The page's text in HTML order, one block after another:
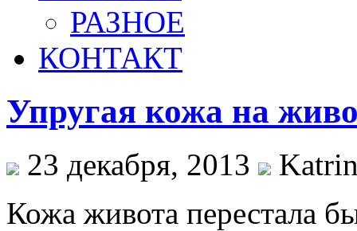
РАЗНОЕ
КОНТАКТ
Упругая кожа на
23 декабря, 2013
Кожа живота перестала